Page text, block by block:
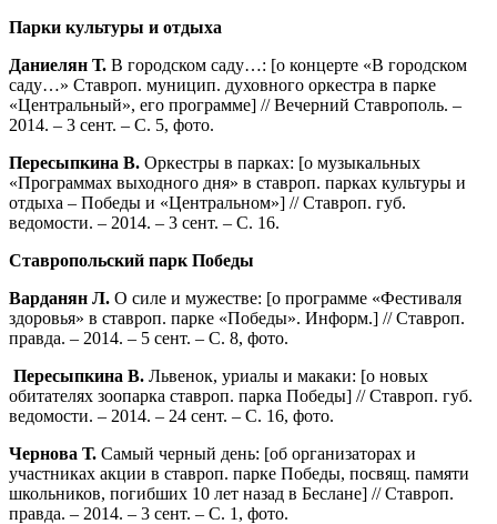
Парки культуры и отдыха
Даниелян Т. В городском саду…: [о концерте «В городском
саду…» Ставроп. муницип. духовного оркестра в парке
«Центральный», его программе] // Вечерний Ставрополь. –
2014. – 3 сент. – С. 5, фото.
Пересыпкина В. Оркестры в парках: [о музыкальных
«Программах выходного дня» в ставроп. парках культуры и
отдыха – Победы и «Центральном»] // Ставроп. губ.
ведомости. – 2014. – 3 сент. – С. 16.
Ставропольский парк Победы
Варданян Л. О силе и мужестве: [о программе «Фестиваля
здоровья» в ставроп. парке «Победы». Информ.] // Ставроп.
правда. – 2014. – 5 сент. – С. 8, фото.
Пересыпкина В. Львенок, уриалы и макаки: [о новых
обитателях зоопарка ставроп. парка Победы] // Ставроп. губ.
ведомости. – 2014. – 24 сент. – С. 16, фото.
Чернова Т. Самый черный день: [об организаторах и
участниках акции в ставроп. парке Победы, посвящ. памяти
школьников, погибших 10 лет назад в Беслане] // Ставроп.
правда. – 2014. – 3 сент. – С. 1, фото.